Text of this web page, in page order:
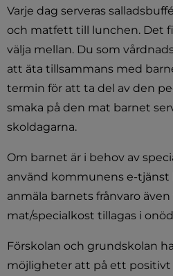
Varje dag serveras
och matfett till lunchen. Det
välja mellan. Du som
att äta tillsammans med
termin för att ta del av den
smaka på den mat barnet
skoldagarna.
Om barnet är i behov av
använd kommunens e-
anmäla barnets frånvaro
mat/specialkost tillagas i
Förskolan och grundskolan
möjligheter att på ett